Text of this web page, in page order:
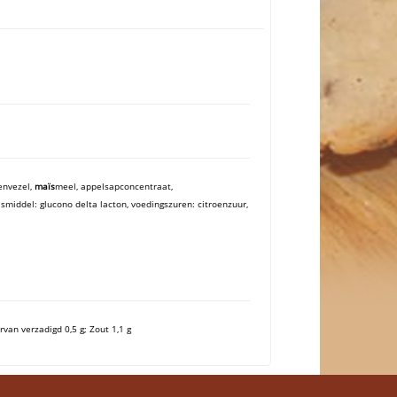
maïsmeel, appelsapconcentraat,
glucono delta lacton, voedingszuren: citroenzuur,
verzadigd 0,5 g; Zout 1,1 g